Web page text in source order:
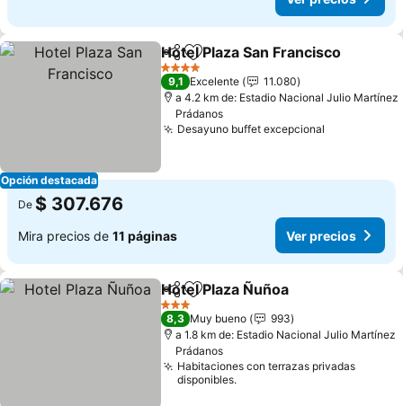
Opción destacada
CompartirAgregar a favoritos
Hotel Plaza San Francisco
4 Estrellas
9,1 Excelente
11.080
a 4.2 km de: Estadio Nacional Julio Martínez
Prádanos
Desayuno buffet excepcional
De $ 307.676
Mira precios de 11 páginas Ver precios
CompartirAgregar a favoritos
Hotel Plaza Ñuñoa
3 Estrellas
8,3 Muy bueno
993
a 1.8 km de: Estadio Nacional Julio Martínez
Prádanos
Habitaciones con terrazas privadas
disponibles.